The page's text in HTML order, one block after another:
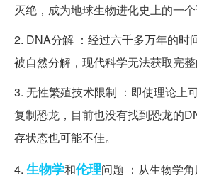
灭绝，成为地球生物进化史上的一个
2. DNA分解 ：经过六千多万年的时
被自然分解，现代科学无法获取完整
3. 无性繁殖技术限制 ：即使理论上
复制恐龙，目前也没有找到恐龙的
存状态也可能不佳。
4. 生物学和伦理问题 ：从生物学